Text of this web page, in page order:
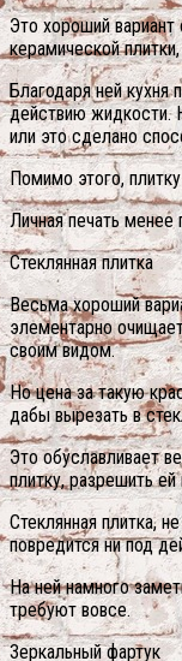
Это хороший
керамической
Благодаря ней кухня
действию жидкости.
или это сделано
Помимо этого,
Личная печать менее
Стеклянная плитка
Весьма хороший
элементарно
своим видом.
Но цена за такую
дабы вырезать в
Это обуславливает
плитку, разрешить
Стеклянная плитка,
повредится ни под
На ней намного
требуют вовсе.
Зеркальный фартук